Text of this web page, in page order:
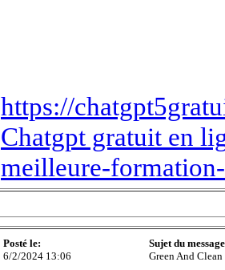
https://
Chatgpt gratuit en
meilleure-
Posté le:
6/2/2024 13:06
Sujet du
Green And